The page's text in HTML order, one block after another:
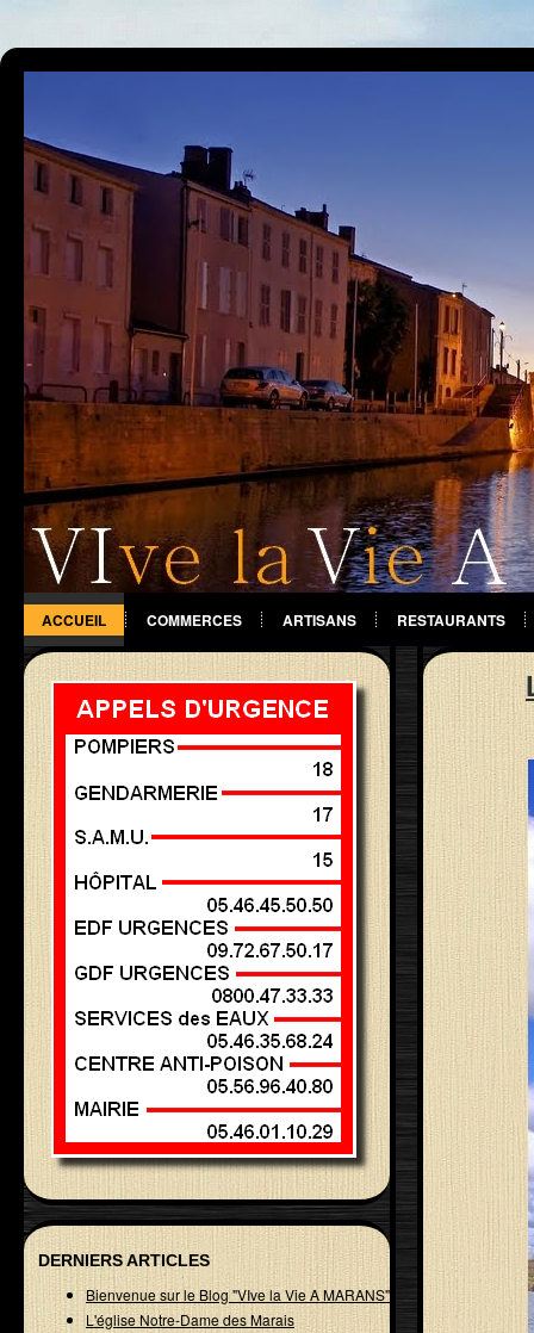
ACCUEIL COMMERCES ARTISANS RESTAURANTS
DIVERS
DERNIERS ARTICLES
Bienvenue sur le Blog "VIve la Vie A MARANS"
L'église Notre-Dame des Marais